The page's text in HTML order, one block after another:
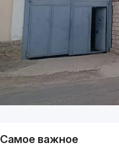
Самое важное